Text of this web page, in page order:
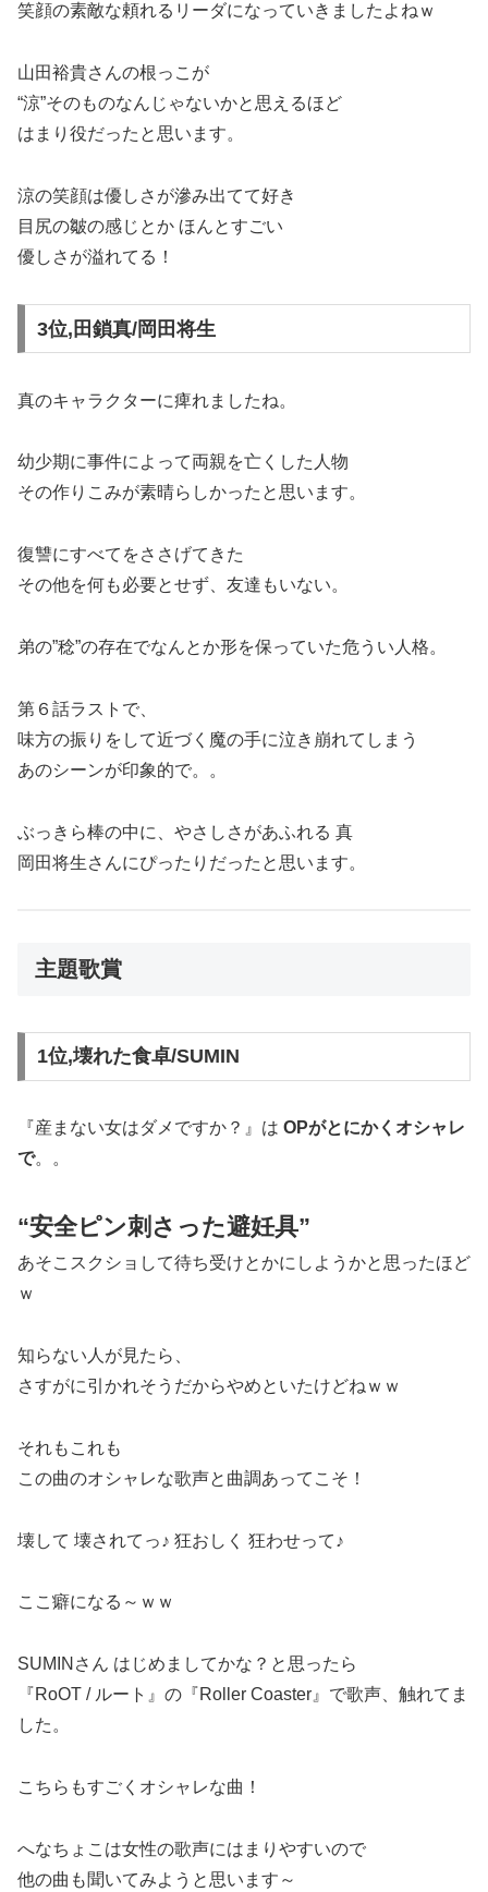
笑顔の素敵な頼れるリーダになっていきましたよねｗ
山田裕貴さんの根っこが
“涼”そのものなんじゃないかと思えるほど
はまり役だったと思います。
涼の笑顔は優しさが滲み出てて好き
目尻の皺の感じとか ほんとすごい
優しさが溢れてる！
3位,田鎖真/岡田将生
真のキャラクターに痺れましたね。
幼少期に事件によって両親を亡くした人物
その作りこみが素晴らしかったと思います。
復讐にすべてをささげてきた
その他を何も必要とせず、友達もいない。
弟の”稔”の存在でなんとか形を保っていた危うい人格。
第６話ラストで、
味方の振りをして近づく魔の手に泣き崩れてしまう
あのシーンが印象的で。。
ぶっきら棒の中に、やさしさがあふれる 真
岡田将生さんにぴったりだったと思います。
主題歌賞
1位,壊れた食卓/SUMIN
『産まない女はダメですか？』は OPがとにかくオシャレ
で。。
“安全ピン刺さった避妊具”
あそこスクショして待ち受けとかにしようかと思ったほど
ｗ
知らない人が見たら、
さすがに引かれそうだからやめといたけどねｗｗ
それもこれも
この曲のオシャレな歌声と曲調あってこそ！
壊して 壊されてっ♪ 狂おしく 狂わせって♪
ここ癖になる～ｗｗ
SUMINさん はじめましてかな？と思ったら
『RoOT / ルート』の『Roller Coaster』で歌声、触れてま
した。
こちらもすごくオシャレな曲！
へなちょこは女性の歌声にはまりやすいので
他の曲も聞いてみようと思います～